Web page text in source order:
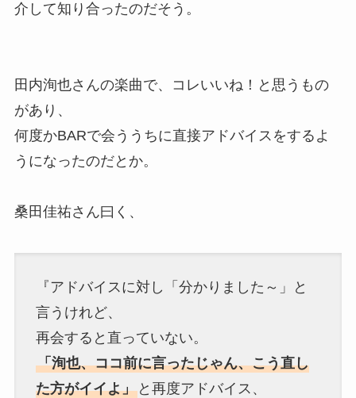
介して知り合ったのだそう。
田内洵也さんの楽曲で、コレいいね！と思うもの
があり、
何度かBARで会ううちに直接アドバイスをするよ
うになったのだとか。
桑田佳祐さん曰く、
『アドバイスに対し「分かりました～」と
言うけれど、
再会すると直っていない。
「洵也、ココ前に言ったじゃん、こう直し
た方がイイよ」と再度アドバイス、